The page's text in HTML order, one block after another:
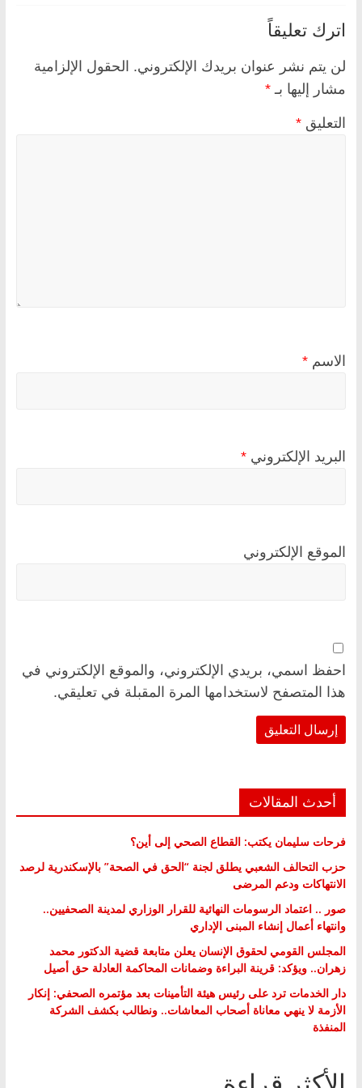
اترك تعليقاً
لن يتم نشر عنوان بريدك الإلكتروني. الحقول الإلزامية
مشار إليها بـ *
التعليق *
الاسم *
البريد الإلكتروني *
الموقع الإلكتروني
احفظ اسمي، بريدي الإلكتروني، والموقع الإلكتروني في
هذا المتصفح لاستخدامها المرة المقبلة في تعليقي.
أحدث المقالات
فرحات سليمان يكتب: القطاع الصحي إلى أين؟
حزب التحالف الشعبي يطلق لجنة “الحق في الصحة” بالإسكندرية لرصد
الانتهاكات ودعم المرضى
صور .. اعتماد الرسومات النهائية للقرار الوزاري لمدينة الصحفيين..
وانتهاء أعمال إنشاء المبنى الإداري
المجلس القومي لحقوق الإنسان يعلن متابعة قضية الدكتور محمد
زهران.. ويؤكد: قرينة البراءة وضمانات المحاكمة العادلة حق أصيل
دار الخدمات ترد على رئيس هيئة التأمينات بعد مؤتمره الصحفي: إنكار
الأزمة لا ينهي معاناة أصحاب المعاشات.. ونطالب بكشف الشركة
المنفذة